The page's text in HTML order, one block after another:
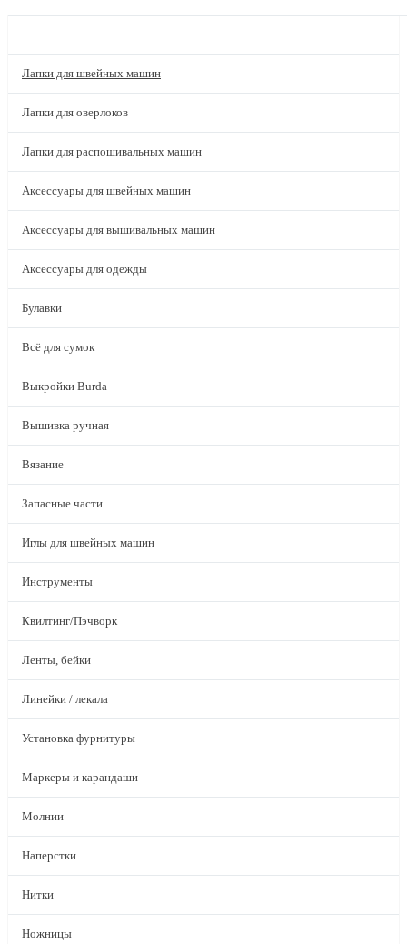
Лапки для швейных машин
Лапки для оверлоков
Лапки для распошивальных машин
Аксессуары для швейных машин
Аксессуары для вышивальных машин
Аксессуары для одежды
Булавки
Всё для сумок
Выкройки Burda
Вышивка ручная
Вязание
Запасные части
Иглы для швейных машин
Инструменты
Квилтинг/Пэчворк
Ленты, бейки
Линейки / лекала
Установка фурнитуры
Маркеры и карандаши
Молнии
Наперстки
Нитки
Ножницы